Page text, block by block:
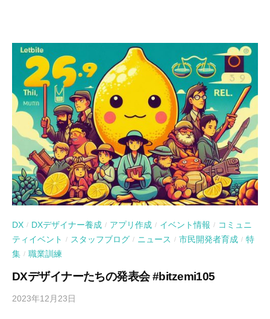
DX / DXデザイナー養成 / アプリ作成 / イベント情報 / コミュニ
ティイベント
/ スタッフブログ / ニュース / 市民開発者育成 / 特
集 / 職業訓練
DXデザイナーたちの発表会 #bitzemi105
2023年12月23日